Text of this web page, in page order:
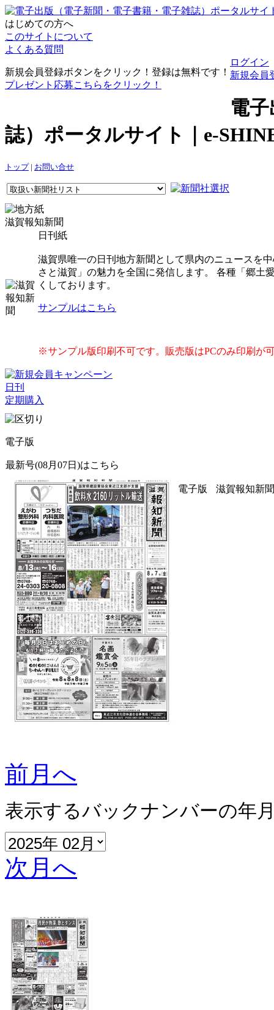
はじめての方へ
このサイトについて
よくある質問
新規会員登録ボタンをクリック！登録は無料です！
プレゼント応募こちらをクリック！
ログイン
新規会員
電
誌）ポータルサイト｜e-
トップ| お問い合せ
滋賀報知新聞
日刊紙
滋賀県唯一の日刊地方新聞として県内のニュースを
さと滋賀」の魅力を全国に発信します。 各種「郷土
くしております。
サンプルはこちら
※サンプル版印刷不可です。販売版はPCのみ印刷が
日刊
定期購入
電子版
最新号(08月07日)はこちら
電子版 滋賀報知新
前月へ
表示するバックナンバーの年
次月へ